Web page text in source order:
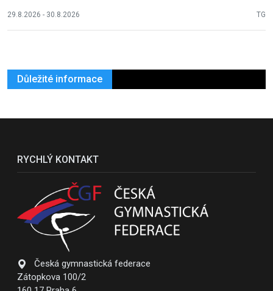
29.8.2026 - 30.8.2026 TG
Důležité informace
RYCHLÝ KONTAKT
Česká gymnastická federace
Zátopkova 100/2